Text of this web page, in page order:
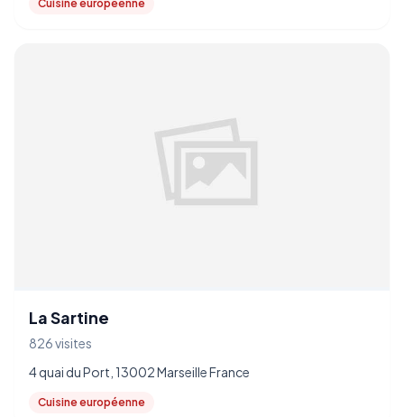
Cuisine européenne
La Sartine
826 visites
4 quai du Port, 13002 Marseille France
Cuisine européenne